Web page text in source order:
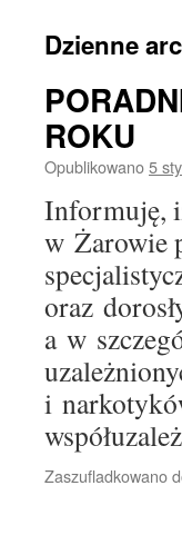
Dzienne
ROKU
Opublikowano5
Informuję,
w Żarowie
oraz
a w
i
Zaszufladkowano